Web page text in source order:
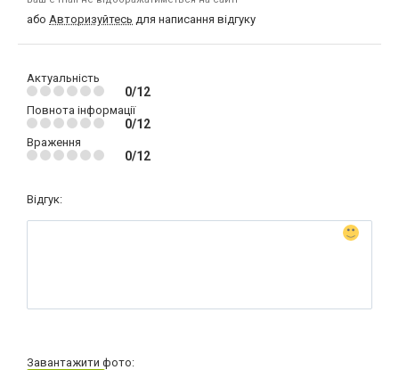
або Авторизуйтесь для написання відгуку
Актуальність
0/12
Повнота інформації
0/12
Враження
0/12
Відгук:
Завантажити фото: